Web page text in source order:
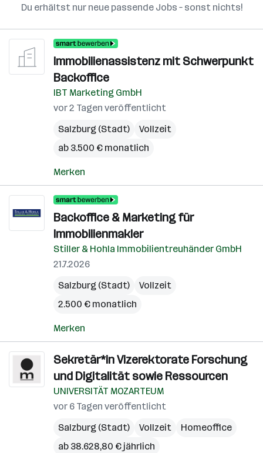
Du erhältst nur neue passende Jobs – sonst nichts!
Immobilienassistenz mit Schwerpunkt
Backoffice
IBT Marketing GmbH
vor 2 Tagen veröffentlicht
Salzburg (Stadt)
Vollzeit
ab 3.500 € monatlich
Merken
Backoffice & Marketing für
Immobilienmakler
Stiller & Hohla Immobilientreuhänder GmbH
21.7.2026
Salzburg (Stadt)
Vollzeit
2.500 € monatlich
Merken
Sekretär*in Vizerektorate Forschung
und Digitalität sowie Ressourcen
UNIVERSITÄT MOZARTEUM
vor 6 Tagen veröffentlicht
Salzburg (Stadt)
Vollzeit
Homeoffice
ab 38.628,80 € jährlich